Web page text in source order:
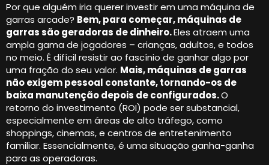
Por que alguém iria querer investir em uma máquina de
garras arcade? Bem, para começar, máquinas de
garras são geradoras de dinheiro.Eles atraem uma
ampla gama de jogadores – crianças, adultos, e todos
no meio. É difícil resistir ao fascínio de ganhar algo por
uma fração do seu valor. Mais, máquinas de garras
não exigem pessoal constante, tornando-os de
baixa manutenção depois de configurados.O
retorno do investimento (ROI) pode ser substancial,
especialmente em áreas de alto tráfego, como
shoppings, cinemas, e centros de entretenimento
familiar. Essencialmente, é uma situação ganha-ganha
para as operadoras.